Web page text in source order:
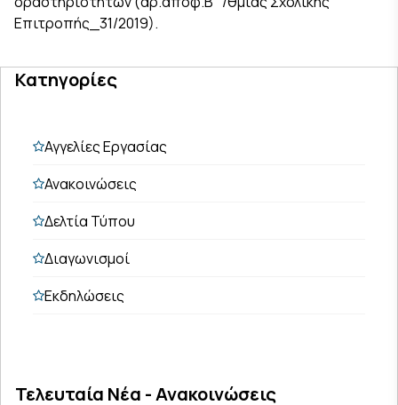
Επιτροπής_31/2019).
Κατηγορίες
Αγγελίες Εργασίας
Ανακοινώσεις
Δελτία Τύπου
Διαγωνισμοί
Εκδηλώσεις
Τελευταία Νέα - Ανακοινώσεις